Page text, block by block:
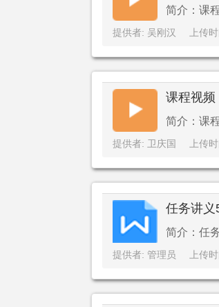
简介：课
提供者: 吴刚汉 上传
课程视频
简介：课
提供者: 卫庆国 上传
任务讲义
简介：任
提供者: 管理员 上传